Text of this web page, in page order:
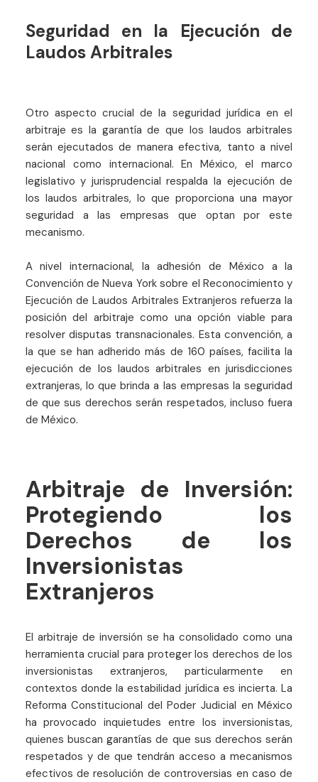
Seguridad en la Ejecución de
Laudos Arbitrales
Otro aspecto crucial de la seguridad jurídica en el
arbitraje es la garantía de que los laudos arbitrales
serán ejecutados de manera efectiva, tanto a nivel
nacional como internacional. En México, el marco
legislativo y jurisprudencial respalda la ejecución de
los laudos arbitrales, lo que proporciona una mayor
seguridad a las empresas que optan por este
mecanismo.
A nivel internacional, la adhesión de México a la
Convención de Nueva York sobre el Reconocimiento y
Ejecución de Laudos Arbitrales Extranjeros refuerza la
posición del arbitraje como una opción viable para
resolver disputas transnacionales. Esta convención, a
la que se han adherido más de 160 países, facilita la
ejecución de los laudos arbitrales en jurisdicciones
extranjeras, lo que brinda a las empresas la seguridad
de que sus derechos serán respetados, incluso fuera
de México.
Arbitraje de Inversión:
Protegiendo los
Derechos de los
Inversionistas
Extranjeros
El arbitraje de inversión se ha consolidado como una
herramienta crucial para proteger los derechos de los
inversionistas extranjeros, particularmente en
contextos donde la estabilidad jurídica es incierta. La
Reforma Constitucional del Poder Judicial en México
ha provocado inquietudes entre los inversionistas,
quienes buscan garantías de que sus derechos serán
respetados y de que tendrán acceso a mecanismos
efectivos de resolución de controversias en caso de